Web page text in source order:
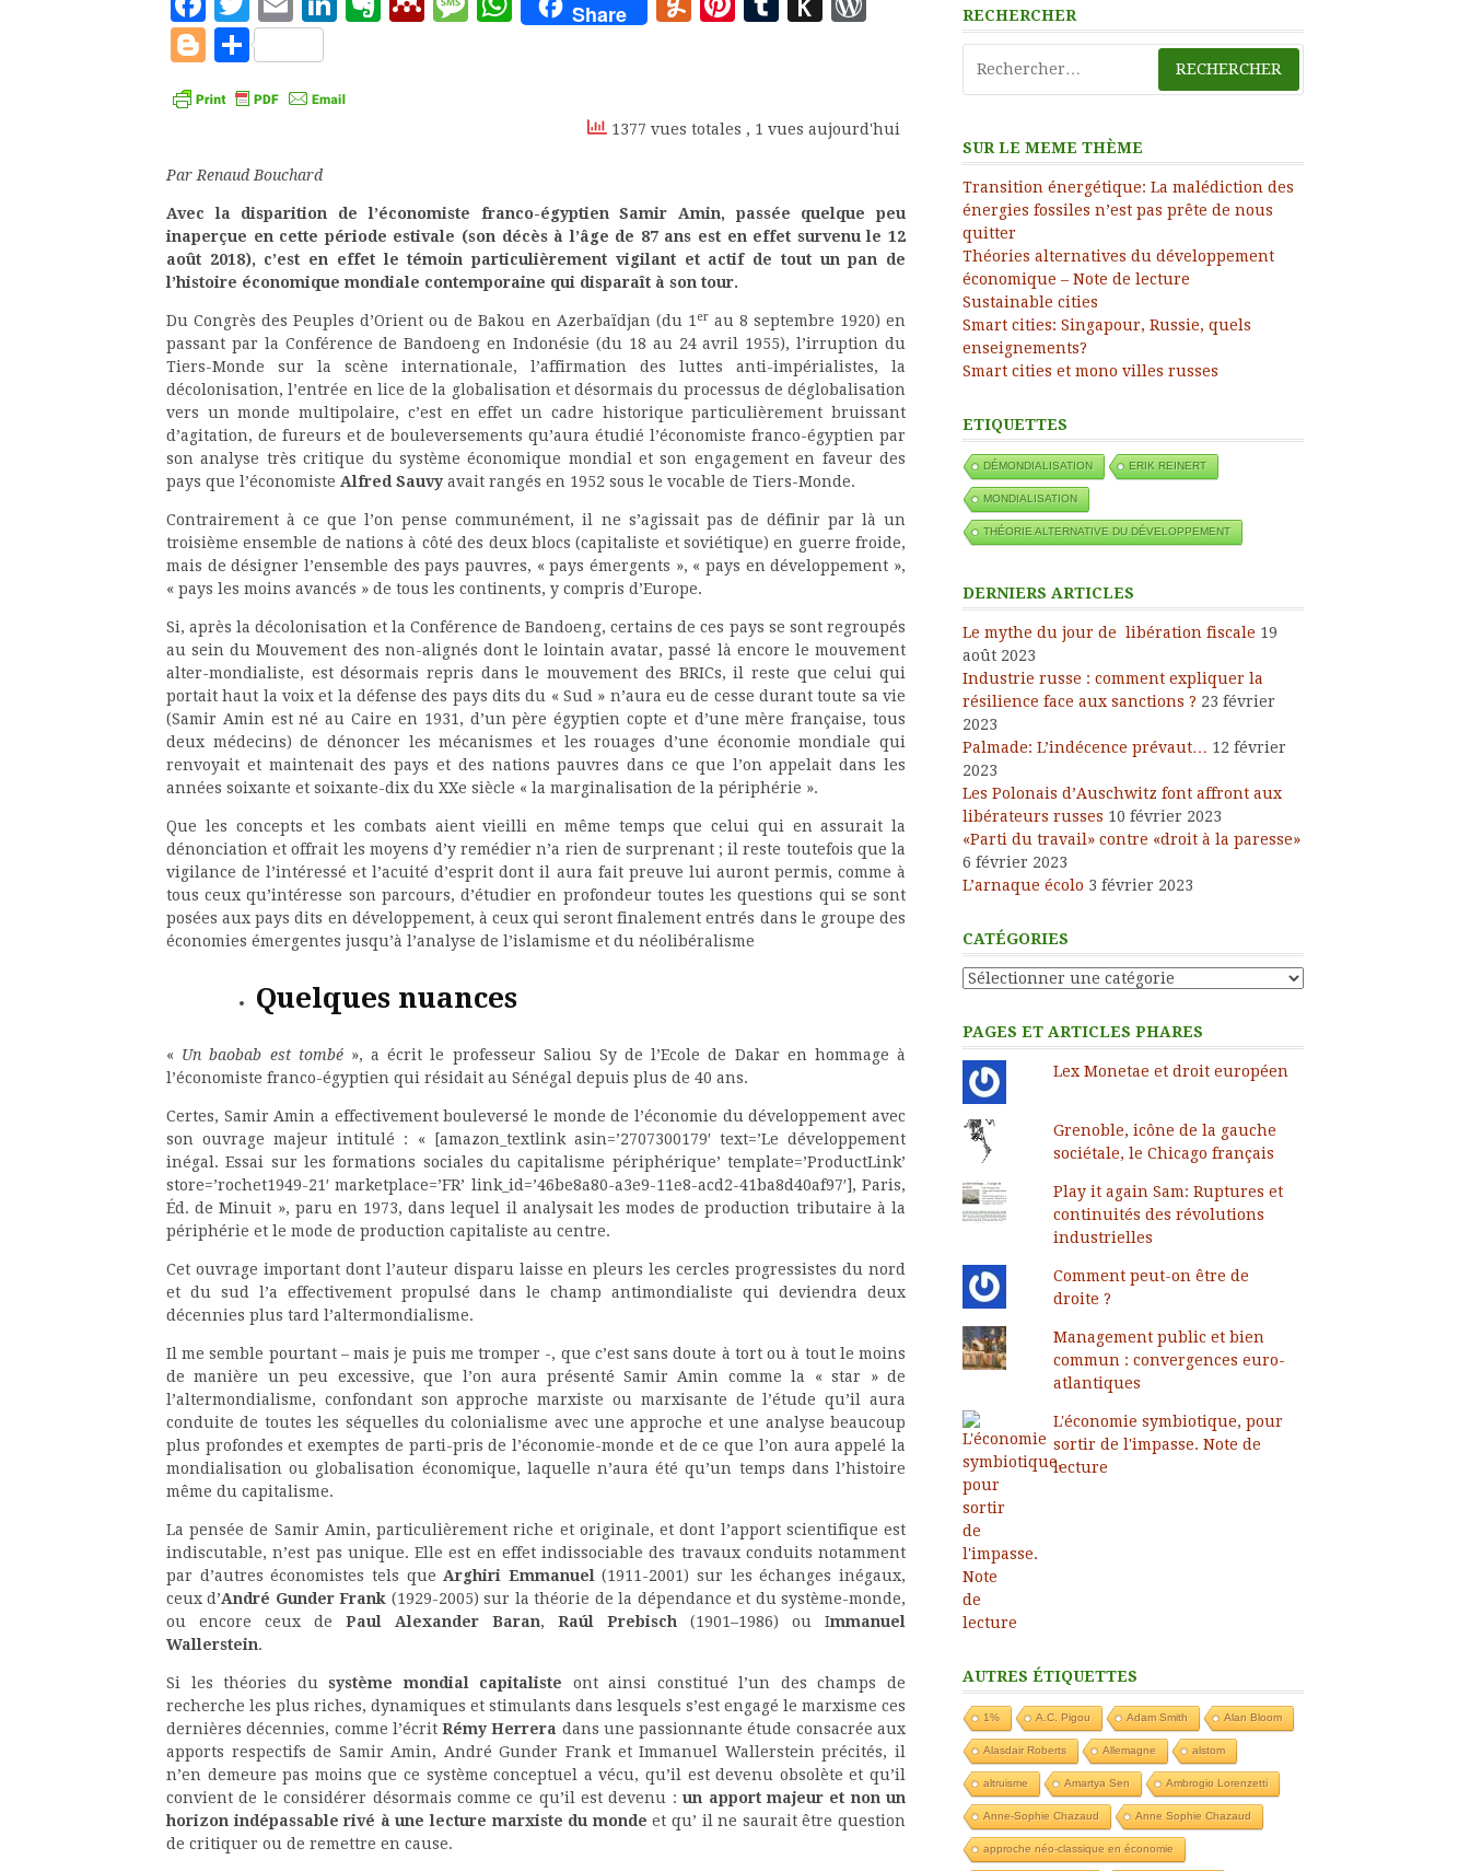
Share
Blogger
Partager
1377 vues totales , 1 vues aujourd'hui
Par Renaud Bouchard
Avec la disparition de l’économiste franco-égyptien Samir Amin, passée quelque peu
inaperçue en cette période estivale (son décès à l’âge de 87 ans est en effet survenu le 12
août 2018), c’est en effet le témoin particulièrement vigilant et actif de tout un pan de
l’histoire économique mondiale contemporaine qui disparaît à son tour.
Du Congrès des Peuples d’Orient ou de Bakou en Azerbaïdjan (du 1 erau 8 septembre 1920) en
passant par la Conférence de Bandoeng en Indonésie (du 18 au 24 avril 1955), l’irruption du
Tiers-Monde sur la scène internationale, l’affirmation des luttes anti-impérialistes, la
décolonisation, l’entrée en lice de la globalisation et désormais du processus de déglobalisation
vers un monde multipolaire, c’est en effet un cadre historique particulièrement bruissant
d’agitation, de fureurs et de bouleversements qu’aura étudié l’économiste franco-égyptien par
son analyse très critique du système économique mondial et son engagement en faveur des
pays que l’économiste Alfred Sauvy avait rangés en 1952 sous le vocable de Tiers-Monde.
Contrairement à ce que l’on pense communément, il ne s’agissait pas de définir par là un
troisième ensemble de nations à côté des deux blocs (capitaliste et soviétique) en guerre froide,
mais de désigner l’ensemble des pays pauvres, « pays émergents », « pays en développement »,
« pays les moins avancés » de tous les continents, y compris d’Europe.
Si, après la décolonisation et la Conférence de Bandoeng, certains de ces pays se sont regroupés
au sein du Mouvement des non-alignés dont le lointain avatar, passé là encore le mouvement
alter-mondialiste, est désormais repris dans le mouvement des BRICs, il reste que celui qui
portait haut la voix et la défense des pays dits du « Sud » n’aura eu de cesse durant toute sa vie
(Samir Amin est né au Caire en 1931, d’un père égyptien copte et d’une mère française, tous
deux médecins) de dénoncer les mécanismes et les rouages d’une économie mondiale qui
renvoyait et maintenait des pays et des nations pauvres dans ce que l’on appelait dans les
années soixante et soixante-dix du XXe siècle « la marginalisation de la périphérie ».
Que les concepts et les combats aient vieilli en même temps que celui qui en assurait la
dénonciation et offrait les moyens d’y remédier n’a rien de surprenant ; il reste toutefois que la
vigilance de l’intéressé et l’acuité d’esprit dont il aura fait preuve lui auront permis, comme à
tous ceux qu’intéresse son parcours, d’étudier en profondeur toutes les questions qui se sont
posées aux pays dits en développement, à ceux qui seront finalement entrés dans le groupe des
économies émergentes jusqu’à l’analyse de l’islamisme et du néolibéralisme
Quelques nuances
« Un baobab est tombé», a écrit le professeur Saliou Sy de l’Ecole de Dakar en hommage à
l’économiste franco-égyptien qui résidait au Sénégal depuis plus de 40 ans.
Certes, Samir Amin a effectivement bouleversé le monde de l’économie du développement avec
son ouvrage majeur intitulé : « [amazon_textlink asin=’2707300179′ text=’Le développement
inégal. Essai sur les formations sociales du capitalisme périphérique’ template=’ProductLink’
store=’rochet1949-21′ marketplace=’FR’ link_id=’46be8a80-a3e9-11e8-acd2-41ba8d40af97′], Paris,
Éd. de Minuit », paru en 1973, dans lequel il analysait les modes de production tributaire à la
périphérie et le mode de production capitaliste au centre.
Cet ouvrage important dont l’auteur disparu laisse en pleurs les cercles progressistes du nord
et du sud l’a effectivement propulsé dans le champ antimondialiste qui deviendra deux
décennies plus tard l’altermondialisme.
Il me semble pourtant – mais je puis me tromper -, que c’est sans doute à tort ou à tout le moins
de manière un peu excessive, que l’on aura présenté Samir Amin comme la « star » de
l’altermondialisme, confondant son approche marxiste ou marxisante de l’étude qu’il aura
conduite de toutes les séquelles du colonialisme avec une approche et une analyse beaucoup
plus profondes et exemptes de parti-pris de l’économie-monde et de ce que l’on aura appelé la
mondialisation ou globalisation économique, laquelle n’aura été qu’un temps dans l’histoire
même du capitalisme.
La pensée de Samir Amin, particulièrement riche et originale, et dont l’apport scientifique est
indiscutable, n’est pas unique. Elle est en effet indissociable des travaux conduits notamment
par d’autres économistes tels que Arghiri Emmanuel
(1911-2001) sur les échanges inégaux,
ceux d’André Gunder Frank (1929-2005) sur la théorie de la dépendance et du système-monde,
ou encore ceux de Paul Alexander Baran, Raúl Prebisch (1901–1986) ou Immanuel
Wallerstein.
Si les théories dusystème mondial capitaliste ont ainsi constitué l’un des champs de
recherche les plus riches, dynamiques et stimulants dans lesquels s’est engagé le marxisme ces
dernières décennies, comme l’écritRémy Herrera dans une passionnante étude consacrée aux
apports respectifs de Samir Amin, André Gunder Frank et Immanuel Wallerstein précités, il
n’en demeure pas moins que ce système conceptuel a vécu, qu’il est devenu obsolète et qu’il
convient de le considérer désormais comme ce qu’il est devenu :un apport majeur et non un
horizon indépassable rivé à une lecture marxiste du monde et qu’ il ne saurait être question
de critiquer ou de remettre en cause.
RECHERCHER
SUR LE MEME THÈME
Transition énergétique: La malédiction des
énergies fossiles n’est pas prête de nous
quitter
Théories alternatives du développement
économique – Note de lecture
Sustainable cities
Smart cities: Singapour, Russie, quels
enseignements?
Smart cities et mono villes russes
ETIQUETTES
DÉMONDIALISATION ERIK REINERT
MONDIALISATION
THÉORIE ALTERNATIVE DU DÉVELOPPEMENT
DERNIERS ARTICLES
Le mythe du jour de libération fiscale 19
août 2023
Industrie russe : comment expliquer la
résilience face aux sanctions ? 23 février
2023
Palmade: L’indécence prévaut… 12 février
2023
Les Polonais d’Auschwitz font affront aux
libérateurs russes 10 février 2023
«Parti du travail» contre «droit à la paresse»
6 février 2023
L’arnaque écolo 3 février 2023
CATÉGORIES
Catégories
PAGES ET ARTICLES PHARES
Lex Monetae et droit européen
Grenoble, icône de la gauche
sociétale, le Chicago français
Play it again Sam: Ruptures et
continuités des révolutions
industrielles
Comment peut-on être de
droite ?
Management public et bien
commun : convergences euro-
atlantiques
L'économie symbiotique, pour
sortir de l'impasse. Note de
lecture
AUTRES ÉTIQUETTES
1% A.C. Pigou Adam Smith Alan Bloom
Alasdair Roberts Allemagne alstom
altruisme Amartya Sen Ambrogio Lorenzetti
Anne-Sophie Chazaud Anne Sophie Chazaud
approche néo-classique en économie